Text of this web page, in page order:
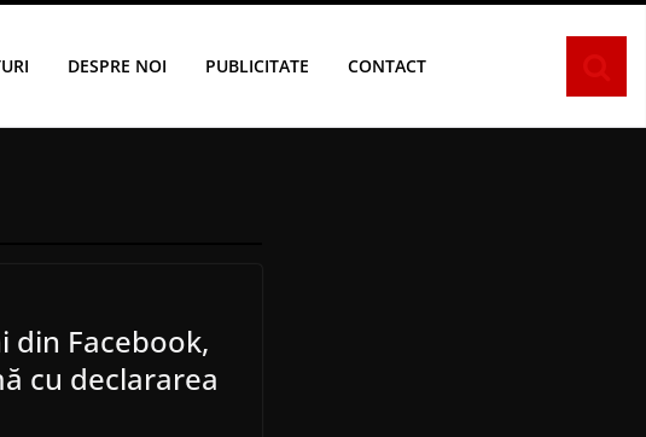
DESPRE NOI PUBLICITATE CONTACT
din Facebook,
cu declararea